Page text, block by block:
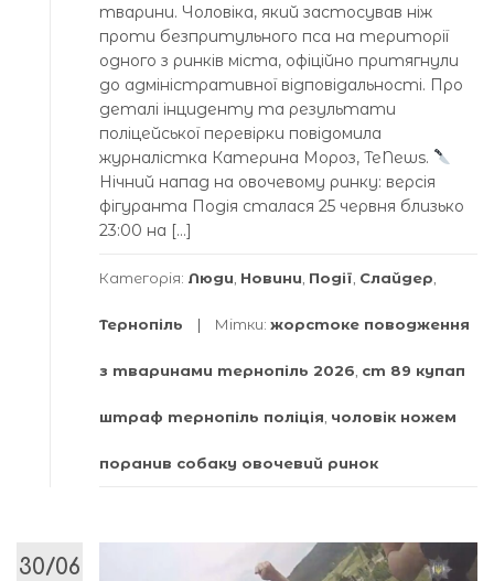
тварини. Чоловіка, який застосував ніж
проти безпритульного пса на території
одного з ринків міста, офіційно притягнули
до адміністративної відповідальності. Про
деталі інциденту та результати
поліцейської перевірки повідомила
журналістка Катерина Мороз, TeNews.
Нічний напад на овочевому ринку: версія
фігуранта Подія сталася 25 червня близько
23:00 на […]
Категорія: Люди Новини Події Слайдер
Тернопіль Мітки: жорстоке поводження
з тваринами тернопіль 2026 ст 89 купап
штраф тернопіль поліція чоловік ножем
поранив собаку овочевий ринок
30/06